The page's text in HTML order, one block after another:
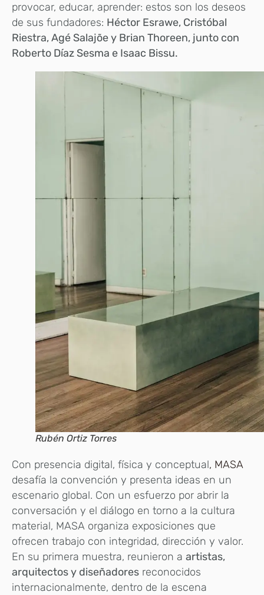
provocar, educar, aprender: estos son los deseos
de sus fundadores: Héctor Esrawe, Cristóbal
Riestra, Agé Salajõe y Brian Thoreen, junto con
Roberto Díaz Sesma e Isaac Bissu.
Rubén Ortiz Torres
Con presencia digital, física y conceptual, MASA
desafía la convención y presenta ideas en un
escenario global. Con un esfuerzo por abrir la
conversación y el diálogo en torno a la cultura
material, MASA organiza exposiciones que
ofrecen trabajo con integridad, dirección y valor.
En su primera muestra, reunieron a artistas,
arquitectos y diseñadores reconocidos
internacionalmente, dentro de la escena